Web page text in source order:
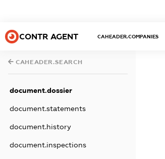
CONTR AGENT CAHEADER.COMPANIES
CAHEADER.SEARCH
document.dossier
document.statements
document.history
document.inspections